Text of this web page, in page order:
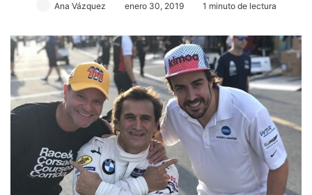
Ana Vázquez enero 30, 2019 1 minuto de lectura